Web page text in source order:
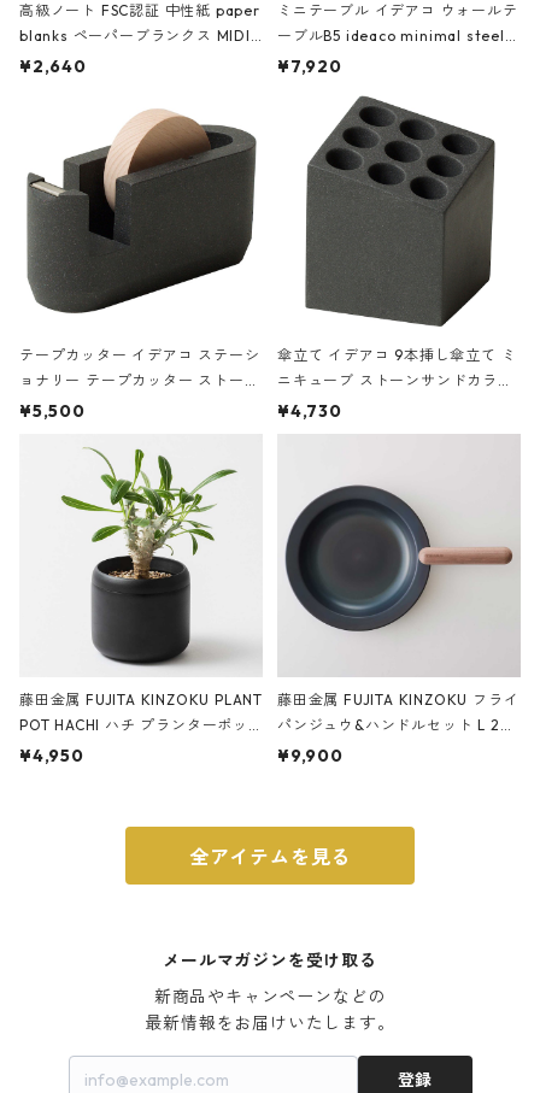
高級ノート FSC認証 中性紙 paper
blanks ペーパーブランクス MIDI
ハードカバー 罫線 ヴァン・ゴッホ
¥2,640
ミニテーブル イデアコ ウォールテ
ーブルB5 ideaco minimal steel f
urniture WALL Table B5 ネイビー
¥7,920
テープカッター イデアコ ステーシ
ョナリー テープカッター ストーン
サンドカラー 石調 ideaco Station
¥5,500
傘立て イデアコ 9本挿し傘立て ミ
ニキューブ ストーンサンドカラー
石調 ideaco Umbrella Stand CUB
E ストーンサンドブラック
¥4,730
藤田金属 FUJITA KINZOKU PLANT
POT HACHI ハチ プランターポッ
ト 3号 ブラック
¥4,950
藤田金属 FUJITA KINZOKU フライ
パンジュウ&ハンドルセット L 24c
m ガス火・IH対応 鉄フライパン
¥9,900
全アイテムを見る
メールマガジンを受け取る
新商品やキャンペーンなどの
最新情報をお届けいたします。
登録